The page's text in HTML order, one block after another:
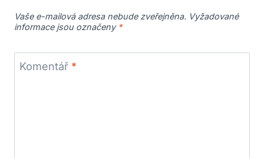
Vaše e-mailová adresa nebude zveřejněna. Vyžadované
informace jsou označeny *
Komentář *